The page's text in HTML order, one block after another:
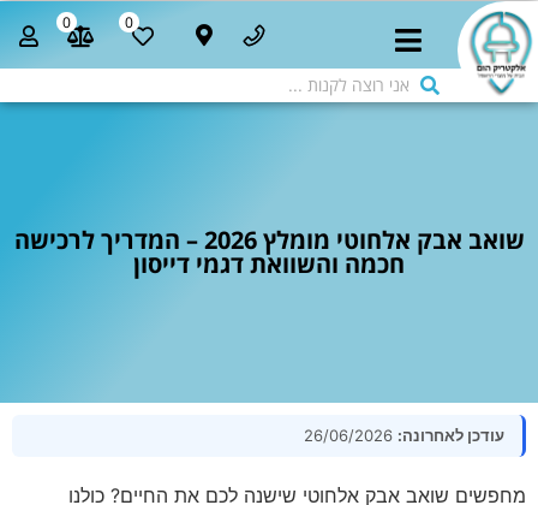
0
0
שואב אבק אלחוטי מומלץ 2026 – המדריך לרכישה
חכמה והשוואת דגמי דייסון
עודכן לאחרונה:
מחפשים שואב אבק אלחוטי שישנה לכם את החיים? כולנו